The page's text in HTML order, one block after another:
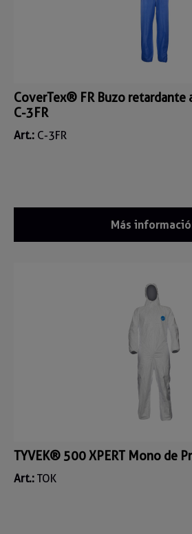
CoverTex® FR Buzo retardante
C-3FR
Art.: C-3FR
Más
TYVEK® 500 XPERT Mono de
Art.: TOK